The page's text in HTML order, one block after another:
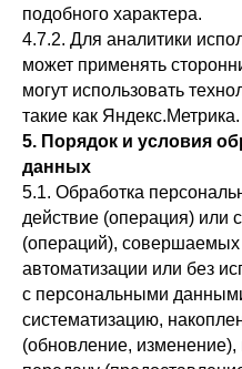
подобного характера.
4.7.2. Для аналитики
может применять
могут использовать
такие как Яндекс.Метрика.
5. Порядок и условия
данных
5.1. Обработка
действие (операция) или
(операций), совершаемых
автоматизации или без
с персональными
систематизацию,
(обновление, изменение),